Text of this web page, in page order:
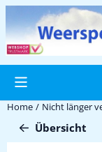
Cookie-
Home / Nicht länger
Übersicht